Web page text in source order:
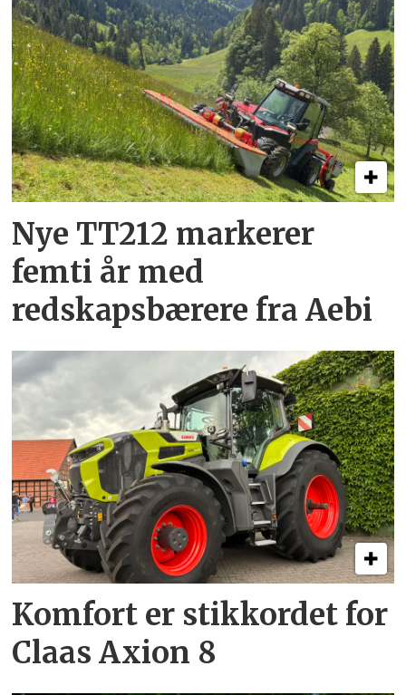
Nye TT212 markerer
femti år­ med
redskapsbærere fra Aebi
Komfort er stikkordet for
Claas Axion 8